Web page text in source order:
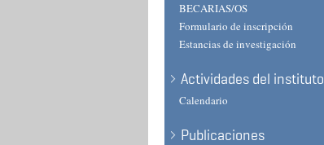
BECARIAS/OS
Formulario de inscripción
Estancias de investigación
Actividades del instituto
Calendario
Publicaciones